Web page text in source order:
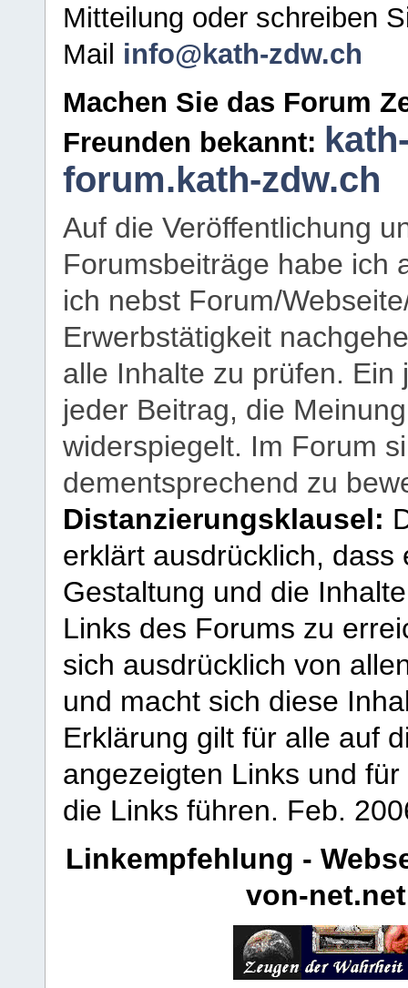
Mitteilung oder schreiben
Mail info@kath-zdw.ch
Machen Sie das Forum
Freunden bekannt:
forum.kath-zdw.ch
Auf die Veröffentlichung
Forumsbeiträge habe ich
ich nebst Forum/
Erwerbstätigkeit
alle Inhalte zu prüfen.
jeder Beitrag, die
widerspiegelt. Im Forum
dementsprechend zu
Distanzierungsklausel:
erklärt ausdrücklich,
Gestaltung und die
Links des Forums zu
sich ausdrücklich von
und macht sich diese
Erklärung gilt für alle auf
angezeigten Links und
die Links führen. Feb.
Linkempfehlung -
von-net.net